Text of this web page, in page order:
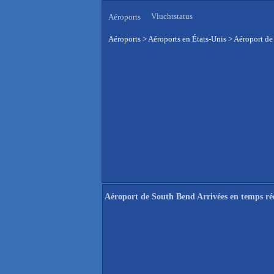
Aéroports Vluchtstatus
Aéroports >Aéroports en États-Unis >Aéroport
Aéroport de South Bend Arrivées en temps